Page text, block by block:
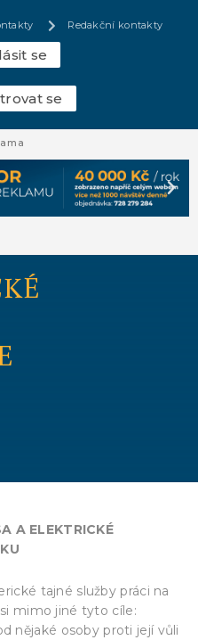
Redakční kontakty
se
se
A ELEKTRICKÉ
tajné služby práci na
mimo jiné tyto cíle:
nějaké osoby proti její vůli